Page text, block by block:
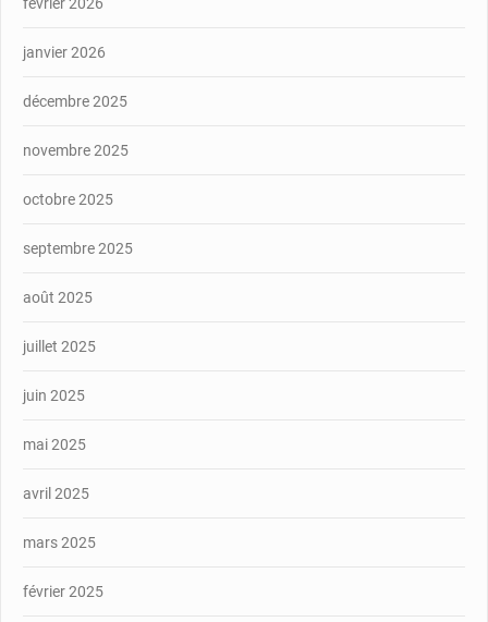
janvier 2026
décembre 2025
novembre 2025
octobre 2025
septembre 2025
août 2025
juillet 2025
juin 2025
mai 2025
avril 2025
mars 2025
février 2025